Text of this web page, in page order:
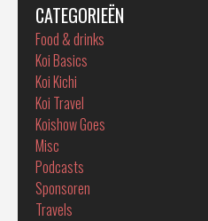
CATEGORIEËN
Food & drinks
Koi Basics
Koi Kichi
Koi Travel
Koishow Goes
Misc
Podcasts
Sponsoren
Travels